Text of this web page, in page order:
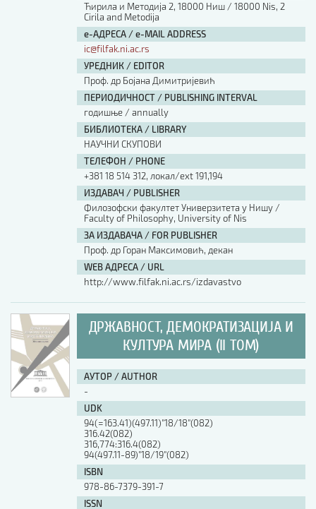
Ћирила и Методија 2, 18000 Ниш / 18000 Nis, 2
Cirila and Metodija
е-АДРЕСА / e-MAIL ADDRESS
ic@filfak.ni.ac.rs
УРЕДНИК / EDITOR
Проф. др Бојана Димитријевић
ПЕРИОДИЧНОСТ / PUBLISHING INTERVAL
годишње / annually
БИБЛИОТЕКА / LIBRARY
НАУЧНИ СКУПОВИ
ТЕЛЕФОН / PHONE
+381 18 514 312, локал/ext 191,194
ИЗДАВАЧ / PUBLISHER
Филозофски факултет Универзитета у Нишу /
Faculty of Philosophy, University of Nis
ЗА ИЗДАВАЧА / FOR PUBLISHER
Проф. др Горан Максимовић, декан
WEB АДРЕСА / URL
http://www.filfak.ni.ac.rs/izdavastvo
ДРЖАВНОСТ, ДЕМОКРАТИЗАЦИЈА И
КУЛТУРА МИРА (II ТОМ)
АУТОР / AUTHOR
-
UDK
94(=163.41)(497.11)"18/18"(082)
316.42(082)
316,774:316.4(082)
94(497.11-89)"18/19"(082)
ISBN
978-86-7379-391-7
ISSN